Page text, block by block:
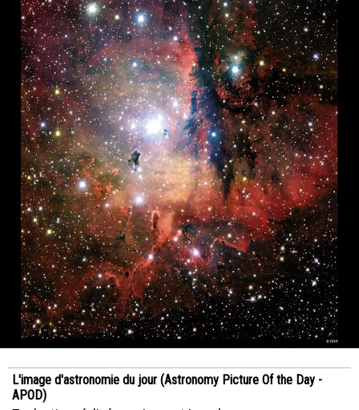
L'image d'astronomie du jour (Astronomy Picture Of the Day -
APOD)